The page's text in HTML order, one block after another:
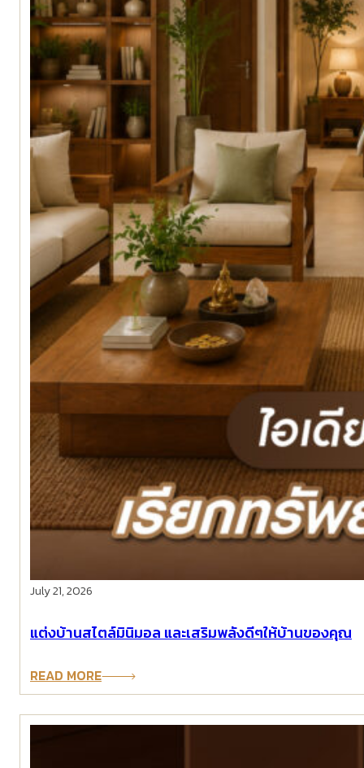
July 21, 2026
แต่งบ้านสไตล์มินิมอล และเสริมพลังดีๆให้บ้านของคุณ
READ MORE